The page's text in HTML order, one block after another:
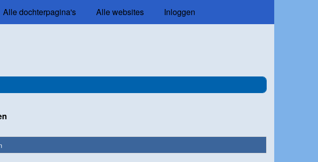
Alle dochterpagina's Alle websites Inloggen